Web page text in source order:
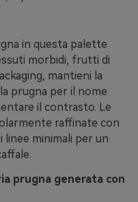
in questa palette
morbidi, frutti di
mantieni la
prugna per il nome
il contrasto. Le
raffinate con
minimali per un
prugna generata con